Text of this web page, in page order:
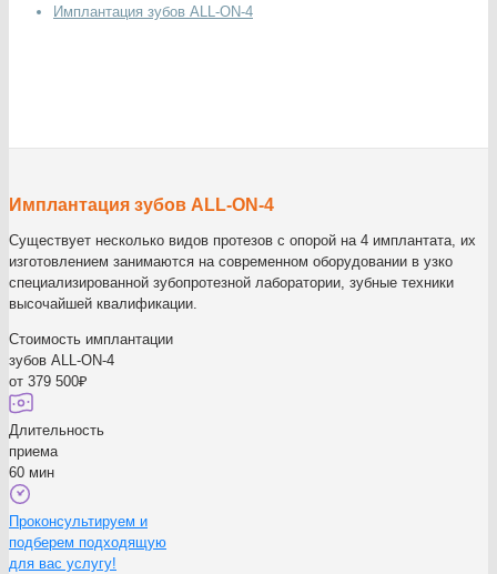
Имплантация зубов ALL-ON-4
Имплантация зубов ALL-ON-4
Существует несколько видов протезов с опорой на 4 имплантата, их
изготовлением занимаются на современном оборудовании в узко
специализированной зубопротезной лаборатории, зубные техники
высочайшей квалификации.
Стоимость имплантации
зубов ALL-ON-4
от 379 500₽
Длительность
приема
60 мин
Проконсультируем и
подберем подходящую
для вас услугу!